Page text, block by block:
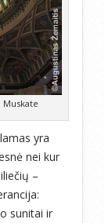
Muskate
yra
nei kur
–
sunitai ir